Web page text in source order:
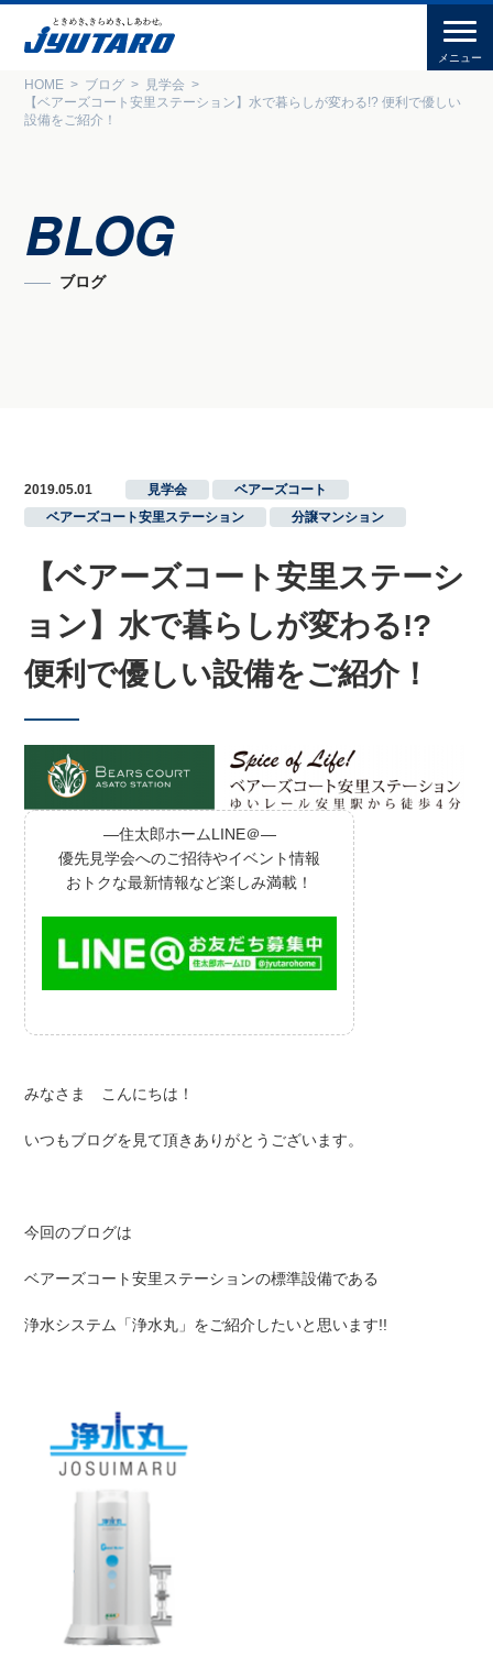
HOME ブログ
見学会
【ベアーズコート安里ステーション】水で暮らしが変わる!? 便利で優しい
設備をご紹介！
BLOG
ブログ
2019.05.01 見学会 ベアーズコート
ベアーズコート安里ステーション
分譲マンション
【ベアーズコート安里ステーシ
ョン】水で暮らしが変わる!?
便利で優しい設備をご紹介！
―住太郎ホームLINE＠―
優先見学会へのご招待やイベント情報
おトクな最新情報など楽しみ満載！
みなさま こんにちは！
いつもブログを見て頂きありがとうございます。
今回のブログは
ベアーズコート安里ステーションの標準設備である
浄水システム「浄水丸」をご紹介したいと思います!!